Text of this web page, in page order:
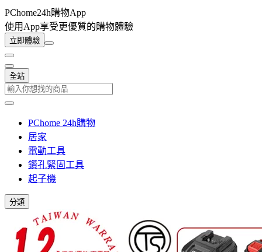
PChome24h購物App
使用App享受更優質的購物體驗
立即體驗
全站
PChome 24h購物
居家
電動工具
鑽孔緊固工具
起子機
分類